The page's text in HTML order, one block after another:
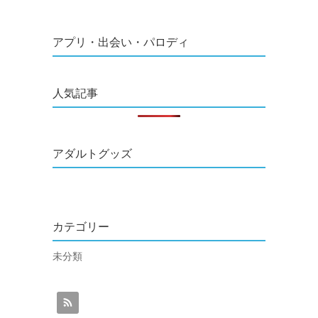
アプリ・出会い・パロディ
人気記事
アダルトグッズ
カテゴリー
未分類